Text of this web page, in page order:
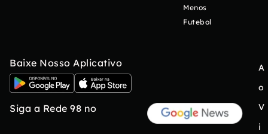
Menos
Futebol
Baixe Nosso Aplicativo
Siga a Rede 98 no
A
o
V
i